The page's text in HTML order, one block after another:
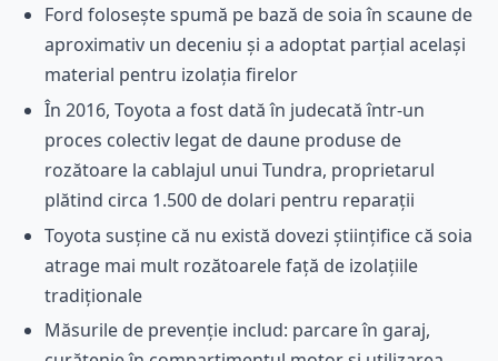
Ford folosește spumă pe bază de soia în scaune de
aproximativ un deceniu și a adoptat parțial același
material pentru izolația firelor
În 2016, Toyota a fost dată în judecată într-un
proces colectiv legat de daune produse de
rozătoare la cablajul unui Tundra, proprietarul
plătind circa 1.500 de dolari pentru reparații
Toyota susține că nu există dovezi științifice că soia
atrage mai mult rozătoarele față de izolațiile
tradiționale
Măsurile de prevenție includ: parcare în garaj,